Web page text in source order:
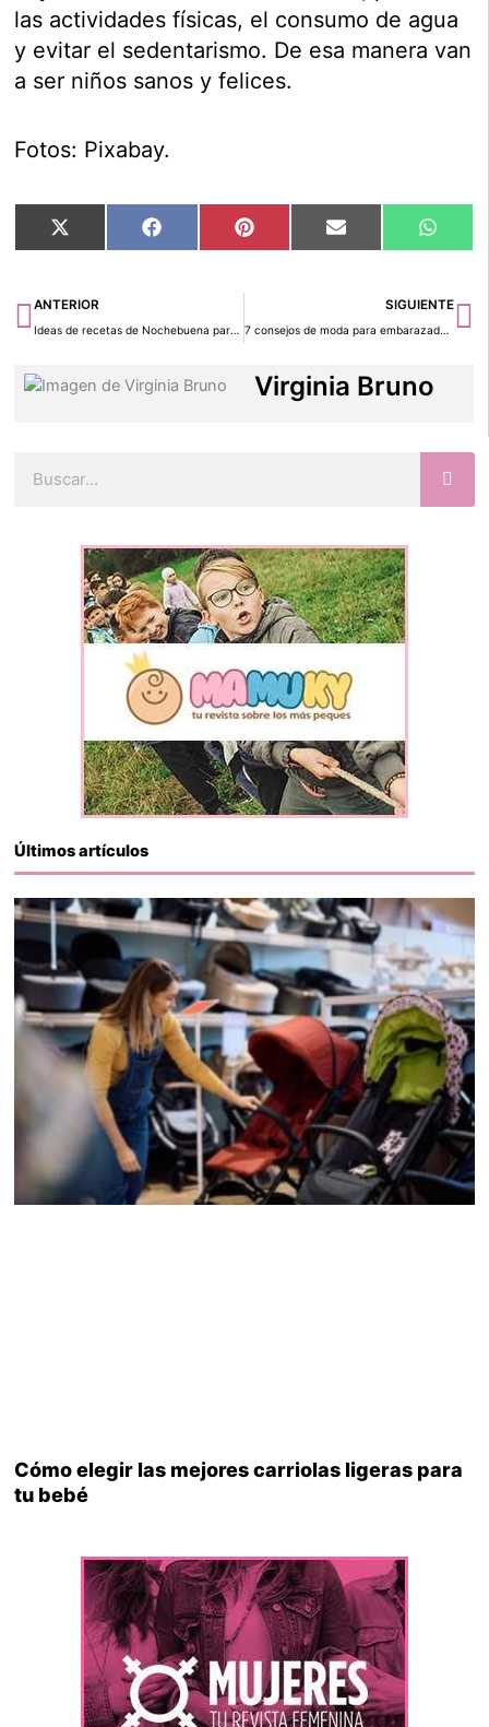
las actividades físicas, el consumo de agua
y evitar el sedentarismo. De esa manera van
a ser niños sanos y felices.
Fotos: Pixabay.
Compartir
en
X
(Twitter)
Compartir
en
Facebook Compartir
en
Pinterest Compartir
en
Email
en
Ant
ANTERIOR
Ideas de recetas de Nochebuena para niños
SIGUIENTE
7 consejos de moda para embarazadas con estilo
Virginia Bruno
Últimos artículos
Cómo elegir las mejores carriolas ligeras para
tu bebé